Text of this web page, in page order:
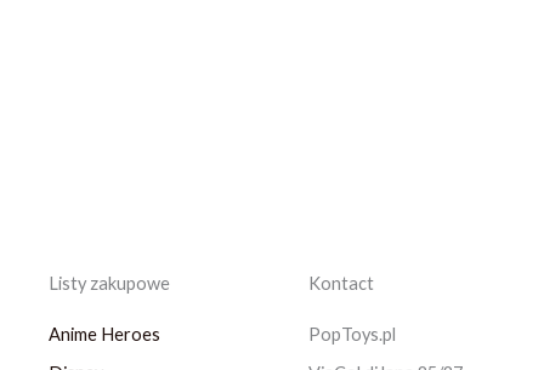
Listy zakupowe
Anime Heroes
Kontact
PopToys.pl